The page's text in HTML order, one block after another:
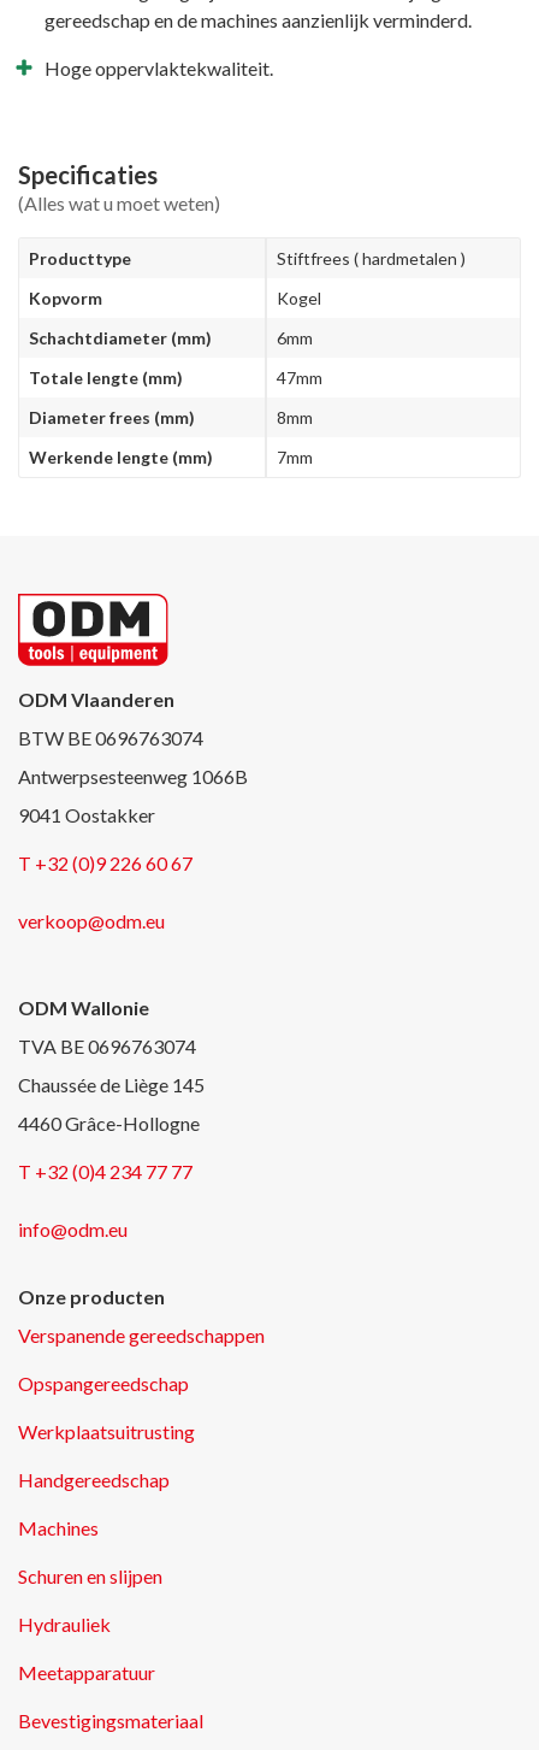
gereedschap en de machines aanzienlijk verminderd.
Hoge oppervlaktekwaliteit.
Specificaties
(Alles wat u moet weten)
Producttype
Stiftfrees ( hardmetalen )
Kopvorm
Kogel
Schachtdiameter (mm)
6mm
Totale lengte (mm)
47mm
Diameter frees (mm)
8mm
Werkende lengte (mm)
7mm
ODM Vlaanderen
BTW BE 0696763074
Antwerpsesteenweg 1066B
9041 Oostakker
T +32 (0)9 226 60 67
verkoop@odm.eu
ODM Wallonie
TVA BE 0696763074
Chaussée de Liège 145
4460 Grâce-Hollogne
T +32 (0)4 234 77 77
info@odm.eu
Onze producten
Verspanende gereedschappen
Opspangereedschap
Werkplaatsuitrusting
Handgereedschap
Machines
Schuren en slijpen
Hydrauliek
Meetapparatuur
Bevestigingsmateriaal